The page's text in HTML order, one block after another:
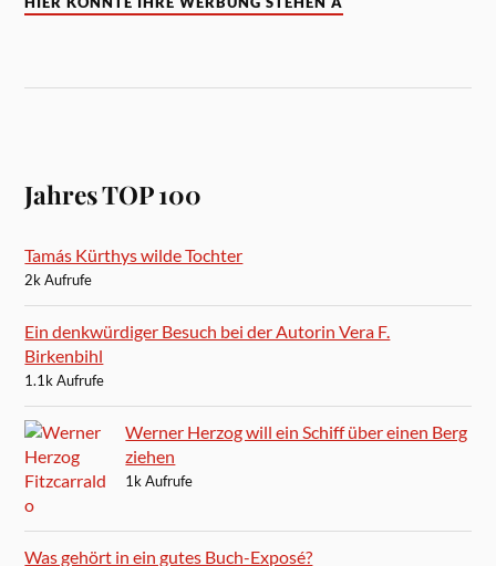
Jahres TOP 100
Tamás Kürthys wilde Tochter
2k Aufrufe
Ein denkwürdiger Besuch bei der Autorin Vera F.
Birkenbihl
1.1k Aufrufe
Werner Herzog will ein Schiff über einen Berg
ziehen
1k Aufrufe
Was gehört in ein gutes Buch-Exposé?